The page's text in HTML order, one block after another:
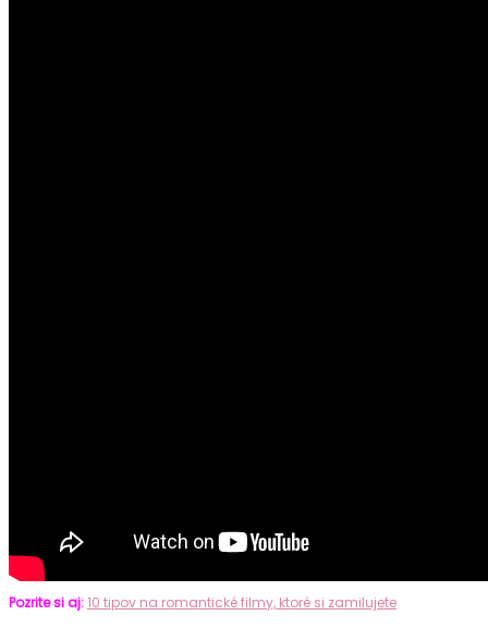
Pozrite si aj:10 tipov na romantické filmy, ktoré si zamilujete